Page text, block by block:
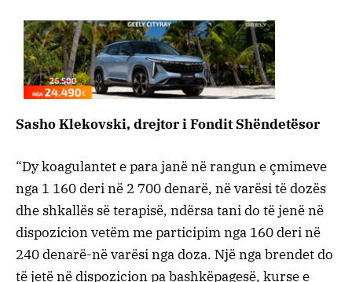
Sasho Klekovski, drejtor i Fondit Shëndetësor
“Dy koagulantet e para janë në rangun e çmimeve
nga 1 160 deri në 2 700 denarë, në varësi të dozës
dhe shkallës së terapisë, ndërsa tani do të jenë në
dispozicion vetëm me participim nga 160 deri në
240 denarë-në varësi nga doza. Një nga brendet do
të jetë në dispozicion pa bashkëpagesë, kurse e